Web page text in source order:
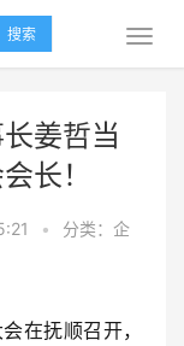
搜索
姜哲当
长！
•
分类：企
在抚顺召开，